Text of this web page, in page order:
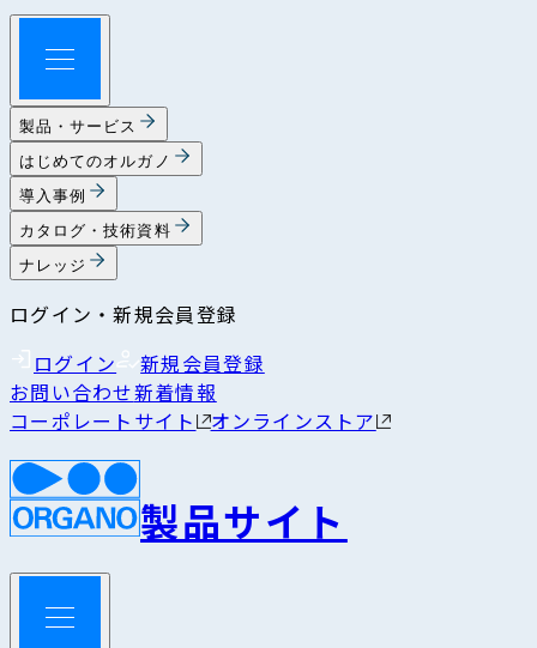
製品・サービス
はじめてのオルガノ
導入事例
カタログ・技術資料
ナレッジ
ログイン・新規会員登録
ログイン
新規会員登録
お問い合わせ新着情報
コーポレートサイト
オンラインストア
製品サイト